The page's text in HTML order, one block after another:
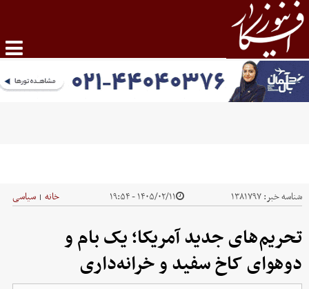
شناسه خبر:۱۳۸۱۷۹۷ ۱۴۰۵/۰۲/۱۱ - ۱۹:۵۴ خانه | سیاسی
تحریم‌های جدید آمریکا؛ یک بام و
دوهوای کاخ سفید و خرانه‌داری